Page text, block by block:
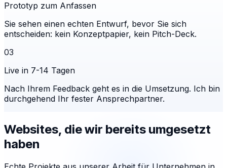
Prototyp zum Anfassen
Sie sehen einen echten Entwurf, bevor Sie sich
entscheiden: kein Konzeptpapier, kein Pitch-Deck.
03
Live in 7-14 Tagen
Nach Ihrem Feedback geht es in die Umsetzung. Ich bin
durchgehend Ihr fester Ansprechpartner.
Websites, die wir bereits umgesetzt
haben